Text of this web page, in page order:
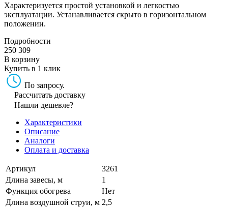
Характеризуется простой установкой и легкостью
эксплуатации. Устанавливается скрыто в горизонтальном
положении.
Подробности
250 309
В корзину
Купить в 1 клик
По запросу.
Рассчитать доставку
Нашли дешевле?
Характеристики
Описание
Аналоги
Оплата и доставка
Артикул
3261
Длина завесы, м
1
Функция обогрева
Нет
Длина воздушной струи, м 2,5